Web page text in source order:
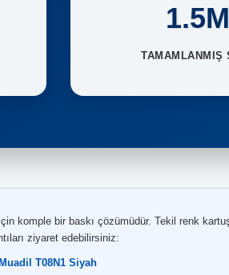
TAMAMLANMIŞ
komple bir baskı çözümüdür. Tekil renk
ziyaret edebilirsiniz:
Muadil T08N1 Siyah